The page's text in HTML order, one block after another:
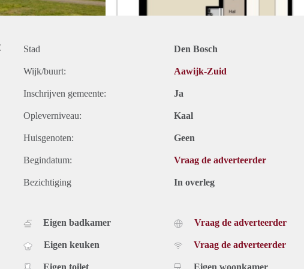
Stad Den Bosch
Wijk/buurt: Aawijk-Zuid
Inschrijven gemeente: Ja
Opleverniveau: Kaal
Huisgenoten: Geen
Begindatum: Vraag de adverteerder
Bezichtiging In overleg
Eigen badkamer
Eigen keuken
Vraag de adverteerder
Vraag de adverteerder